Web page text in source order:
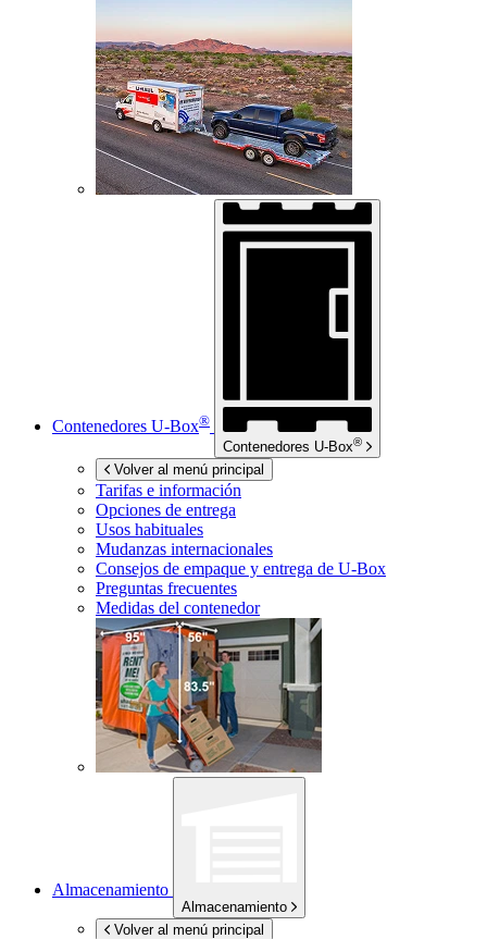
Contenedores U-Box®
Contenedores U-Box®
Volver al menú principal
Tarifas e información
Opciones de entrega
Usos habituales
Mudanzas internacionales
Consejos de empaque y entrega de U-Box
Preguntas frecuentes
Medidas del contenedor
Almacenamiento
Almacenamiento
Volver al menú principal